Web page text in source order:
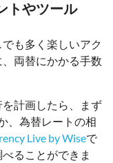
トやツール
も多く楽しいアク
両替にかかる手数
計画したら、まず
、為替レートの相
Live by Wiseで
ることができま